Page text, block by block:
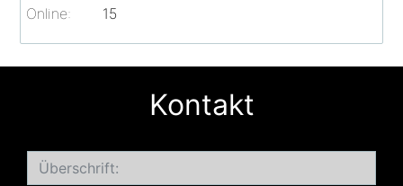
Online: 15
Kontakt